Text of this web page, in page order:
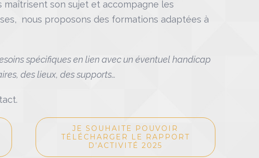
maîtrisent son sujet et accompagne les
nous proposons des formations adaptées à
spécifiques en lien avec un éventuel handicap
des lieux, des supports…
JE SOUHAITE POUVOIR
TÉLÉCHARGER LE RAPPORT
D’ACTIVITÉ 2025